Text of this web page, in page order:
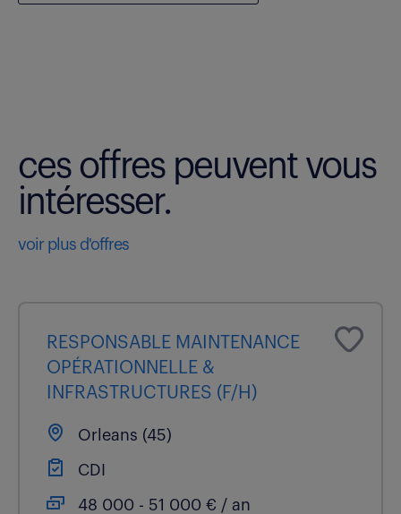
ces offres peuvent vous
intéresser.
voir plus d'offres
RESPONSABLE MAINTENANCE
OPÉRATIONNELLE &
INFRASTRUCTURES (F/H)
Orleans (45)
CDI
48 000 - 51 000 € / an